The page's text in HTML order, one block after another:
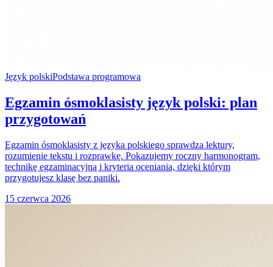
Język polskiPodstawa programowa
Egzamin ósmoklasisty język polski: plan
przygotowań
Egzamin ósmoklasisty z języka polskiego sprawdza lektury,
rozumienie tekstu i rozprawkę. Pokazujemy roczny harmonogram,
technikę egzaminacyjną i kryteria oceniania, dzięki którym
przygotujesz klasę bez paniki.
15 czerwca 2026